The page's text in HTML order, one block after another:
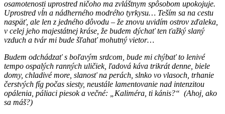
osamotenosti uprostred ničoho ma zvláštnym spôsobom upokojuje.
Uprostred vĺn a nádherného modrého tyrkysu… Teším sa na cestu
naspäť, ale len z jedného dôvodu – že znovu uvidím ostrov zďaleka,
v celej jeho majestátnej kráse, že budem dýchať ten ťažký slaný
vzduch a tvár mi bude šľahať mohutný vietor…
Budem odchádzať s boľavým srdcom, bude mi chýbať to lenivé
tempo ospalých ranných uličiek, ľadová káva trikrát denne, biele
domy, chladivé more, slanosť na perách, slnko vo vlasoch, trhanie
čerstvých fíg počas siesty, neustále lamentovanie nad intenzitou
opálenia, páliaci piesok a večné: „Kaliméra, ti kánis?“ (Ahoj, ako
sa máš?)